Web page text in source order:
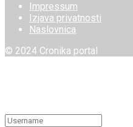
Impressum
Izjava privatnosti
Naslovnica
© 2024 Cronika portal